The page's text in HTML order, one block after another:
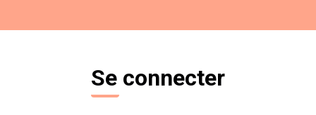
Se connecter